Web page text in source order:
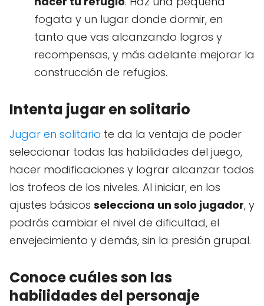
fogata y un lugar donde dormir, en
tanto que vas alcanzando logros y
recompensas, y más adelante mejorar la
construcción de refugios.
Intenta jugar en solitario
Jugar en solitario te da la ventaja de poder
seleccionar todas las habilidades del juego,
hacer modificaciones y lograr alcanzar todos
los trofeos de los niveles. Al iniciar, en los
ajustes básicos selecciona un solo jugador, y
podrás cambiar el nivel de dificultad, el
envejecimiento y demás, sin la presión grupal.
Conoce cuáles son las
habilidades del personaje